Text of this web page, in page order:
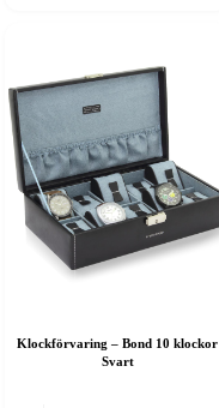
Klockförvaring – Bond 10 klockor
Svart